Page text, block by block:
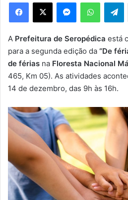
m
e
-
m
a
A Prefeitura de Seropédica está
para a segunda edição da “De
de férias na Floresta Nacional
465, Km 05). As atividades
14 de dezembro, das 9h às 16h.